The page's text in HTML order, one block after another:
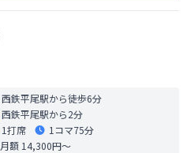
西鉄平尾駅から徒歩6分
西鉄平尾駅から2分
1打席
1コマ75分
月額 14,300円〜